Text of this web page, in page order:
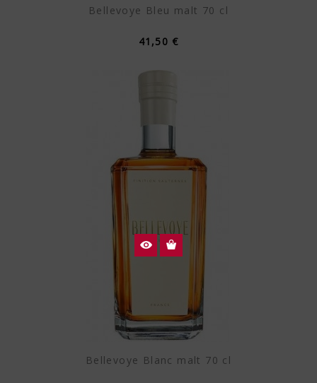
Bellevoye Bleu malt 70 cl
41,50 €
Bellevoye Blanc malt 70 cl